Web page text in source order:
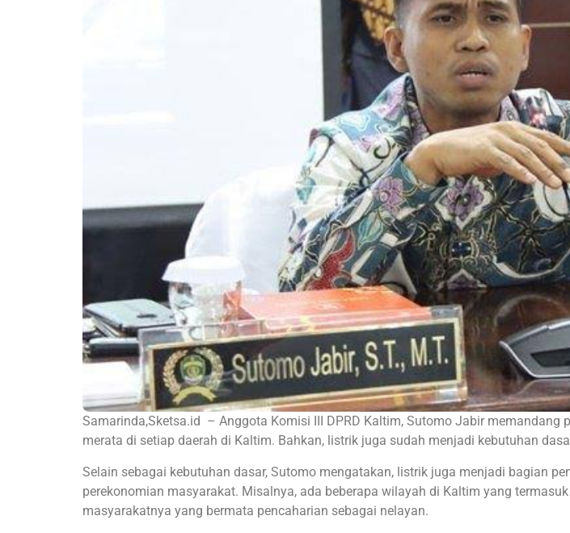
Samarinda,Sketsa.id – Anggota Komisi III DPRD Kaltim, Sutomo Jabir memandang
merata di setiap daerah di Kaltim. Bahkan, listrik juga sudah menjadi kebutuhan
Selain sebagai kebutuhan dasar, Sutomo mengatakan, listrik juga menjadi bagian
perekonomian masyarakat. Misalnya, ada beberapa wilayah di Kaltim yang
masyarakatnya yang bermata pencaharian sebagai nelayan.